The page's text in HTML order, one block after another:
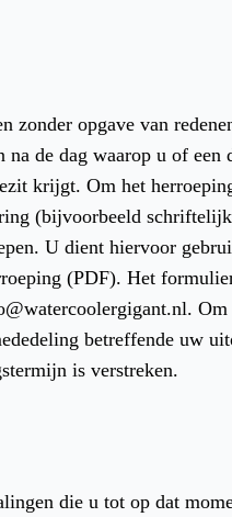
zonder opgave van
de dag waarop u of een
krijgt. Om het
(bijvoorbeeld
U dient hiervoor
(PDF). Het
Om
betreffende uw
is verstreken.
die u tot op dat